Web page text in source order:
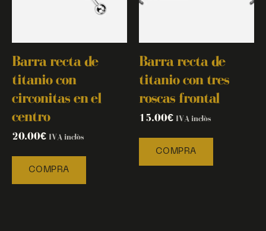
Barra recta de
titanio con
circonitas en el
centro
20.00€ IVA inclòs
COMPRA
Barra recta de
titanio con tres
roscas frontal
15.00€ IVA inclòs
COMPRA